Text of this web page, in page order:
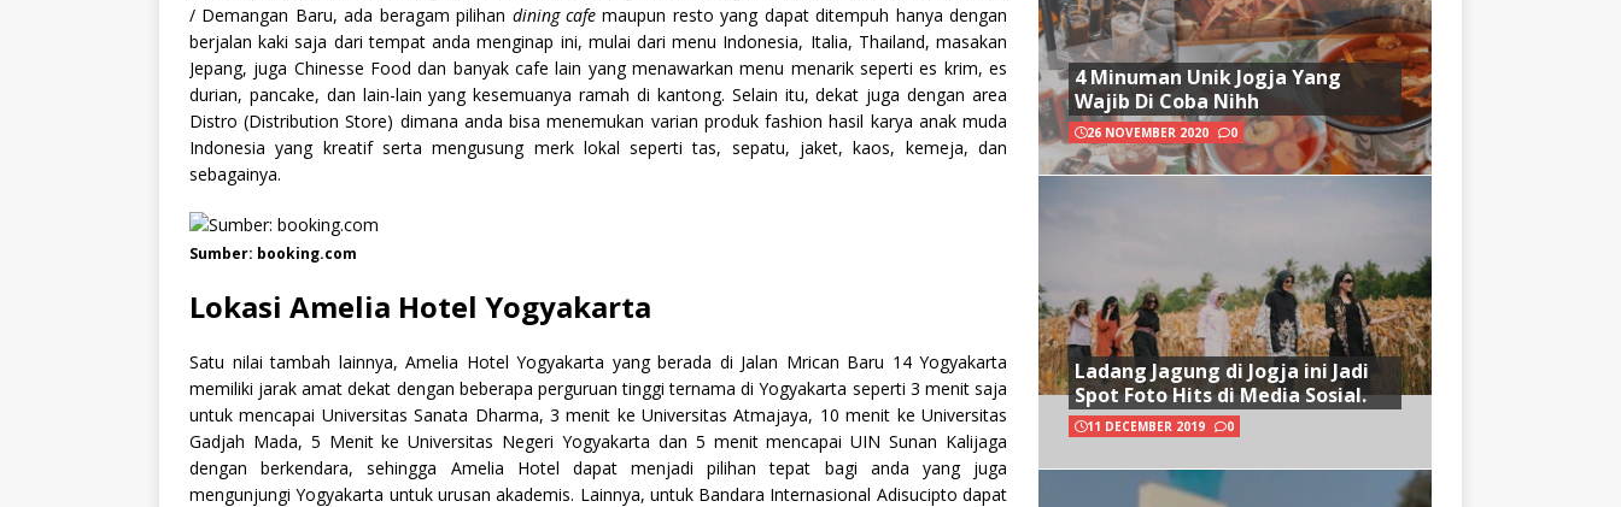
/ Demangan Baru, ada beragam pilihan dining cafe maupun resto yang dapat ditempuh hanya dengan
berjalan kaki saja dari tempat anda menginap ini, mulai dari menu Indonesia, Italia, Thailand, masakan
Jepang, juga Chinesse Food dan banyak cafe lain yang menawarkan menu menarik seperti es krim, es
durian, pancake, dan lain-lain yang kesemuanya ramah di kantong. Selain itu, dekat juga dengan area
Distro (Distribution Store) dimana anda bisa menemukan varian produk fashion hasil karya anak muda
Indonesia yang kreatif serta mengusung merk lokal seperti tas, sepatu, jaket, kaos, kemeja, dan
sebagainya.
Sumber: booking.com
Lokasi Amelia Hotel Yogyakarta
Satu nilai tambah lainnya, Amelia Hotel Yogyakarta yang berada di Jalan Mrican Baru 14 Yogyakarta
memiliki jarak amat dekat dengan beberapa perguruan tinggi ternama di Yogyakarta seperti 3 menit saja
untuk mencapai Universitas Sanata Dharma, 3 menit ke Universitas Atmajaya, 10 menit ke Universitas
Gadjah Mada, 5 Menit ke Universitas Negeri Yogyakarta dan 5 menit mencapai UIN Sunan Kalijaga
dengan berkendara, sehingga Amelia Hotel dapat menjadi pilihan tepat bagi anda yang juga
mengunjungi Yogyakarta untuk urusan akademis. Lainnya, untuk Bandara Internasional Adisucipto dapat
4 Minuman Unik Jogja Yang
Wajib Di Coba Nihh
26 NOVEMBER 2020 0
Ladang Jagung di Jogja ini Jadi
Spot Foto Hits di Media Sosial.
11 DECEMBER 2019 0